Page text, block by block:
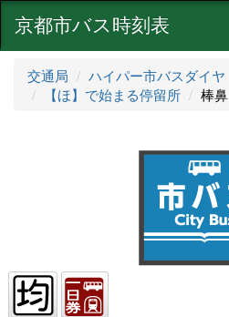
京都市バス時刻表
交通局 ハイパー市バスダイヤ
【ほ】で始まる停留所
棒鼻